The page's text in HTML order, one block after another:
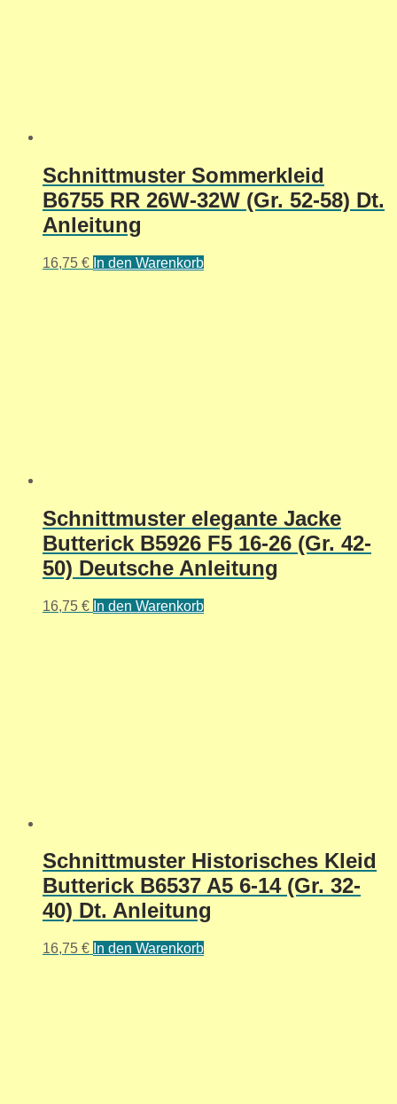
Schnittmuster Sommerkleid
B6755 RR 26W-32W (Gr. 52-58) Dt.
Anleitung
16,75 € In den Warenkorb
Schnittmuster elegante Jacke
Butterick B5926 F5 16-26 (Gr. 42-
50) Deutsche Anleitung
16,75 € In den Warenkorb
Schnittmuster Historisches Kleid
Butterick B6537 A5 6-14 (Gr. 32-
40) Dt. Anleitung
16,75 € In den Warenkorb